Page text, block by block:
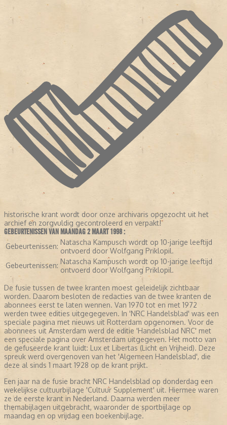
historische krant wordt door onze archivaris opgezocht uit het
archief en zorgvuldig gecontroleerd en verpakt!
GEBEURTENISSEN VAN MAANDAG 2 MAART 1998 :
Gebeurtenissen: Natascha Kampusch wordt op 10-jarige leeftijd
ontvoerd door Wolfgang Priklopil.
Gebeurtenissen: Natascha Kampusch wordt op 10-jarige leeftijd
ontvoerd door Wolfgang Priklopil.
De fusie tussen de twee kranten moest geleidelijk zichtbaar
worden. Daarom besloten de redacties van de twee kranten de
abonnees eerst te laten wennen. Van 1970 tot en met 1972
werden twee edities uitgegegeven. In 'NRC Handelsblad' was een
speciale pagina met nieuws uit Rotterdam opgenomen. Voor de
abonnees uit Amsterdam werd de editie 'Handelsblad NRC' met
een speciale pagina over Amsterdam uitgegeven. Het motto van
de gefuseerde krant luidt: Lux et Libertas (Licht en Vrijheid). Deze
spreuk werd overgenoven van het 'Algemeen Handelsblad', die
deze al sinds 1 maart 1928 op de krant prijkt.
Een jaar na de fusie bracht NRC Handelsblad op donderdag een
wekelijkse cultuurbijlage 'Cultuur Supplement' uit. Hiermee waren
ze de eerste krant in Nederland. Daarna werden meer
themabijlagen uitgebracht, waaronder de sportbijlage op
maandag en op vrijdag een boekenbijlage.